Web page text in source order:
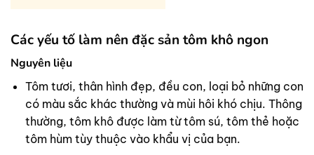
Các yếu tố làm nên đặc sản tôm khô ngon
Nguyên liệu
Tôm tươi, thân hình đẹp, đều con, loại bỏ những con
có màu sắc khác thường và mùi hôi khó chịu. Thông
thường, tôm khô được làm từ tôm sú, tôm thẻ hoặc
tôm hùm tùy thuộc vào khẩu vị của bạn.